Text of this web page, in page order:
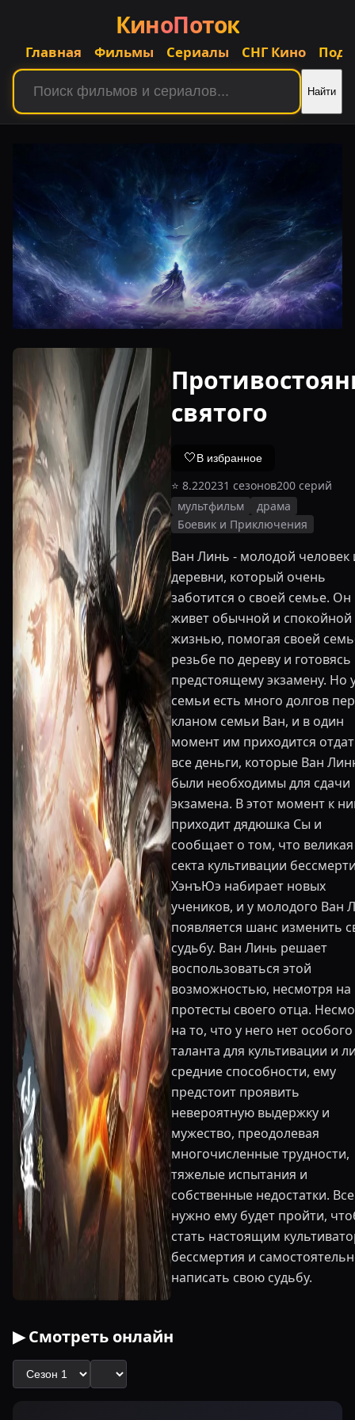
КиноПоток
Главная Фильмы Сериалы СНГ Кино
Найти
святого
🤍В избранное
⭐ 8.220231 сезонов200 серий
мультфильм
драма
Боевик и Приключения
Ван Линь - молодой человек
деревни, который очень
заботится о своей семье. Он
живет обычной и спокойной
жизнью, помогая своей
резьбе по дереву и готовясь
предстоящему экзамену. Но
семьи есть много долгов
кланом семьи Ван, и в один
момент им приходится
все деньги, которые Ван
были необходимы для сдачи
экзамена. В этот момент к
приходит дядюшка Сы и
сообщает о том, что великая
секта культивации
ХэнъЮэ набирает новых
учеников, и у молодого Ван
появляется шанс изменить
судьбу. Ван Линь решает
воспользоваться этой
возможностью, несмотря на
протесты своего отца.
на то, что у него нет особого
таланта для культивации и
средние способности, ему
предстоит проявить
невероятную выдержку и
мужество, преодолевая
многочисленные трудности,
тяжелые испытания и
собственные недостатки.
нужно ему будет пройти,
стать настоящим
бессмертия и
написать свою судьбу.
▶ Смотреть онлайн